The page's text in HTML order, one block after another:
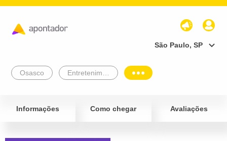
São Paulo, SP
Osasco
Informações Como chegar Avaliações